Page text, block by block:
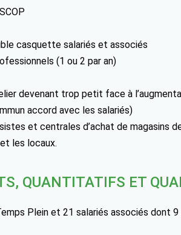
casquette salariés et associés
(1 ou 2 par an)
devenant trop petit face à
accord avec les salariés)
et centrales d’achat de magasins
les locaux.
QUANTITATIFS ET
Plein et 21 salariés associés dont